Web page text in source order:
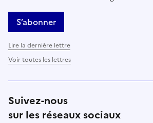
S’abonner
Lire la dernière lettre
Voir toutes les lettres
Suivez-nous
sur les réseaux sociaux